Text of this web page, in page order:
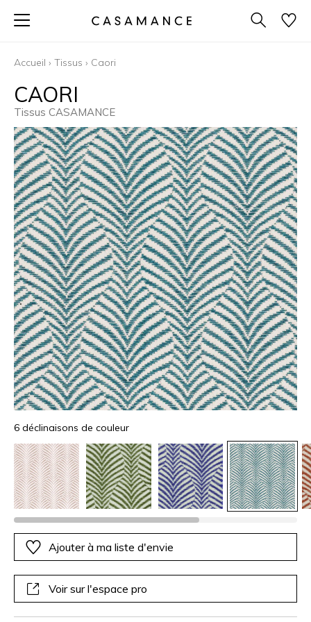
Accueil › Tissus › Caori
CAORI
Tissus CASAMANCE
6 déclinaisons de couleur
Ajouter à ma liste d'envie
Voir sur l'espace pro